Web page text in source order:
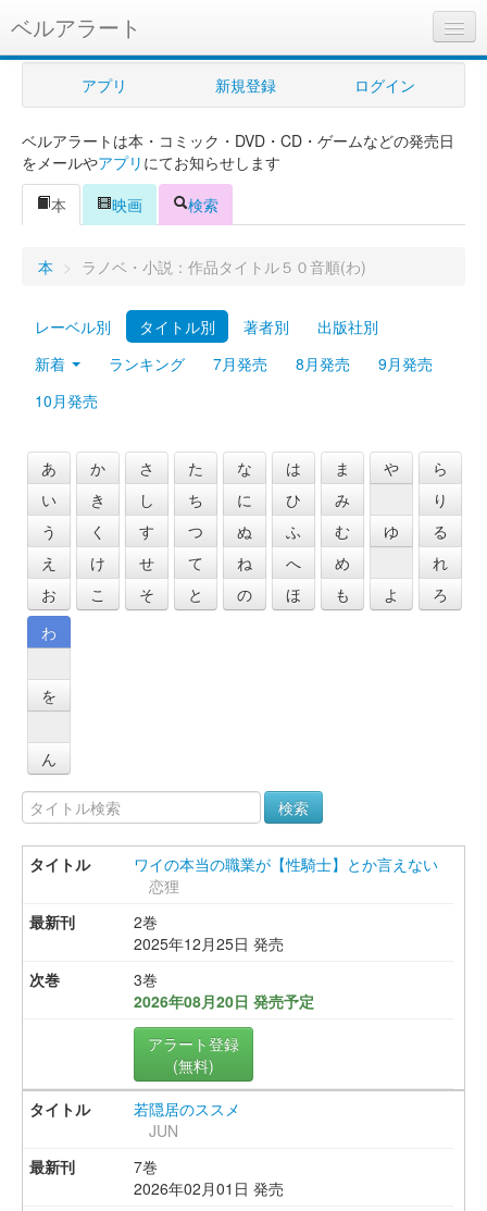
ベルアラート
ベルアラートとは
ヘルプ
新規登録
ログイン
Myシェルフ
プレミアム
アプリ 新規登録 ログイン
ベルアラートは本・コミック・DVD・CD・ゲームなどの発売日
をメールやアプリ にてお知らせします
本
映画 検索
本 > ラノベ・小説：作品タイトル５０音順(わ)
レーベル別 タイトル別 著者別
出版社別
新着
ランキング 7月発売 8月発売
9月発売
10月発売
あ
い
う
え
お
か
き
く
け
こ
さ
し
す
せ
そ
た
ち
つ
て
と
な
に
ぬ
ね
の
は
ひ
ふ
へ
ほ
ま
み
む
め
も
や
ゆ
よ
ら
り
る
れ
ろ
わ
を
ん
検索
ワイの本当の職業が【性騎士】とか言えない
恋狸
2巻
2025年12月25日 発売
3巻
2026年08月20日 発売予定
アラート登録
(無料)
若隠居のススメ
JUN
7巻
2026年02月01日 発売